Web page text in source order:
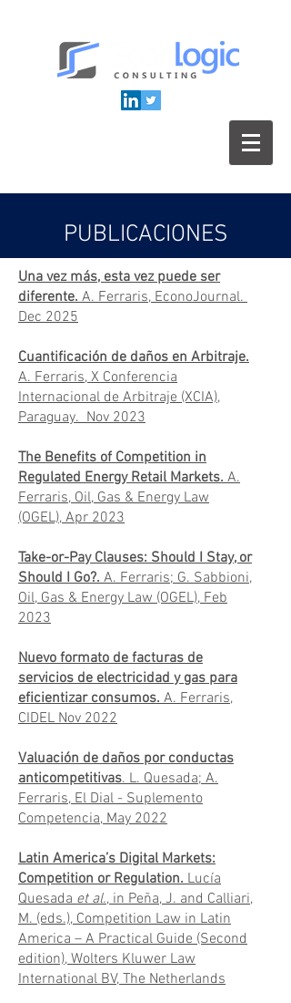
PUBLICACIONES
Una vez más, esta vez puede ser
diferente.A. Ferraris, EconoJournal.
Dec 2025
Cuantificación de daños en Arbitraje.
A. Ferraris, X Conferencia
Internacional de Arbitraje (XCIA),
Paraguay. Nov 2023
The Benefits of Competition in
Regulated Energy Retail Markets.A.
Ferraris, Oil, Gas & Energy Law
(OGEL), Apr 2023
Take-or-Pay Clauses: Should I Stay, or
Should I Go?.A. Ferraris; G. Sabbioni,
Oil, Gas & Energy Law (OGEL), Feb
2023
Nuevo formato de facturas de
servicios de electricidad y gas para
eficientizar consumos.A. Ferraris,
CIDEL Nov 2022
Valuación de daños por conductas
anticompetitivas. L. Quesada; A.
Ferraris, El Dial - Suplemento
Competencia, May 2022
Latin America’s Digital Markets:
Competition or Regulation.Lucía
Quesadaet al., in Peña, J. and Calliari,
M. (eds.), Competition Law in Latin
America – A Practical Guide (Second
edition), Wolters Kluwer Law
International BV, The Netherlands